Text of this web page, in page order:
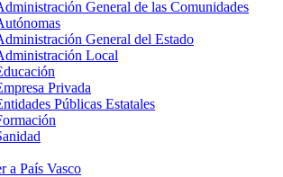
General de las Comunidades
General del Estado
Local
Privada
Públicas Estatales
a País Vasco